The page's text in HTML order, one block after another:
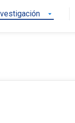
arrow_drop_down